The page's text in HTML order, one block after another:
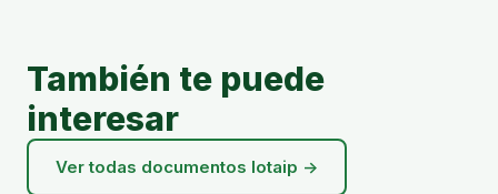
También te puede
interesar
Ver todas documentos lotaip →